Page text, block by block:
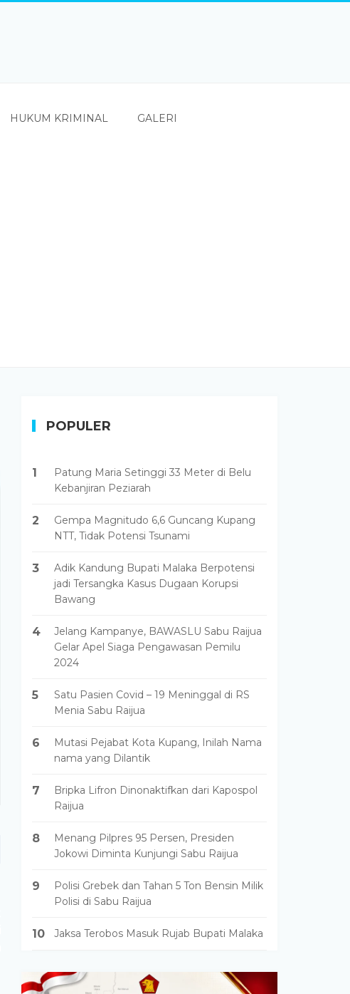
HUKUM KRIMINAL GALERI
POPULER
1
Patung Maria Setinggi 33 Meter di Belu
Kebanjiran Peziarah
2
Gempa Magnitudo 6,6 Guncang Kupang
NTT, Tidak Potensi Tsunami
3
Adik Kandung Bupati Malaka Berpotensi
jadi Tersangka Kasus Dugaan Korupsi
Bawang
4
Jelang Kampanye, BAWASLU Sabu Raijua
Gelar Apel Siaga Pengawasan Pemilu
2024
5
Satu Pasien Covid – 19 Meninggal di RS
Menia Sabu Raijua
6
Mutasi Pejabat Kota Kupang, Inilah Nama
nama yang Dilantik
7
Bripka Lifron Dinonaktifkan dari Kapospol
Raijua
8
Menang Pilpres 95 Persen, Presiden
Jokowi Diminta Kunjungi Sabu Raijua
9
Polisi Grebek dan Tahan 5 Ton Bensin Milik
Polisi di Sabu Raijua
10 Jaksa Terobos Masuk Rujab Bupati Malaka